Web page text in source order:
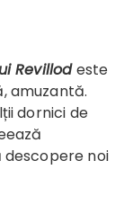
Revillodeste
amuzantă.
dornici de
noi